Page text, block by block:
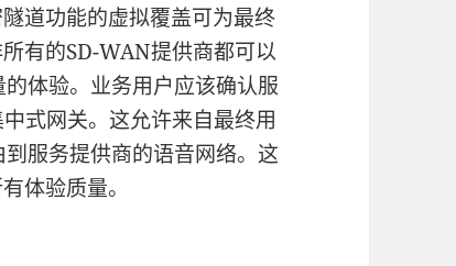
道功能的虚拟覆盖可为最终
有的SD-WAN提供商都可以
体验。业务用户应该确认服
式网关。这允许来自最终用
服务提供商的语音网络。这
体验质量。